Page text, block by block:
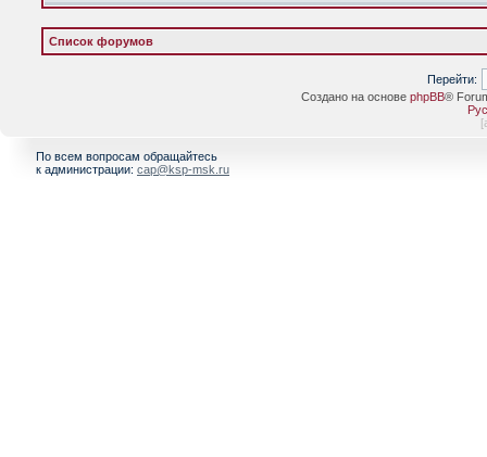
Список форумов
Перейти:
Создано на основе phpBB®
[
По всем вопросам обращайтесь
к администрации: cap@ksp-msk.ru